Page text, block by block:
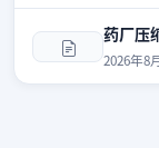
药厂压
2026年8